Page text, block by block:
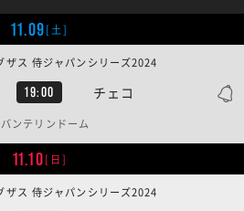
11.09[土]
19:00 チェコ
ス 侍ジャパンシリーズ2024
バンテリンドーム
11.10[日]
ス 侍ジャパンシリーズ2024